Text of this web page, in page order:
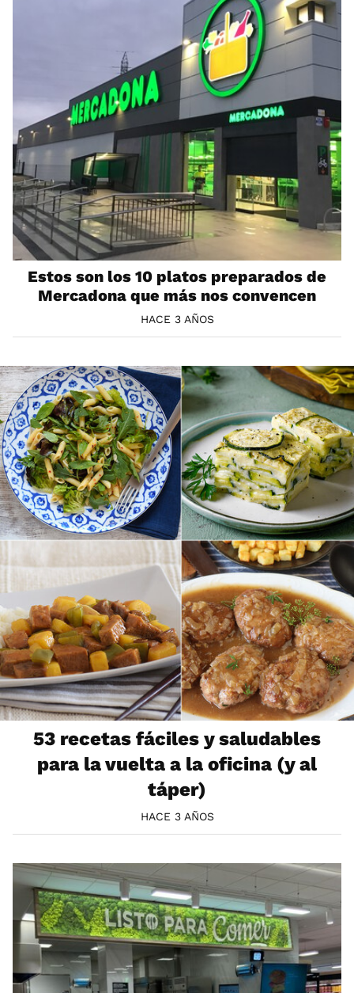
Estos son los 10 platos preparados de
Mercadona que más nos convencen
HACE 3 AÑOS
53 recetas fáciles y saludables
para la vuelta a la oficina (y al
táper)
HACE 3 AÑOS